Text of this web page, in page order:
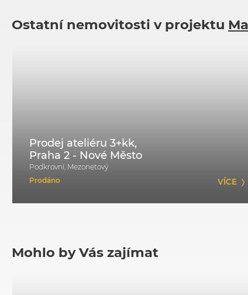
Ostatní nemovitosti v projektu
Prodej ateliéru 3+kk,
Praha 2 - Nové Město
Podkrovní, Mezonetový
Prodáno
VÍCE
Mohlo by Vás zajímat